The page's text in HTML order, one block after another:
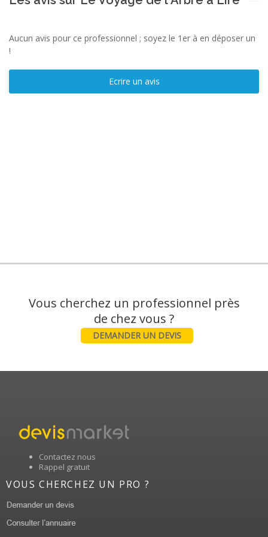
Aucun avis pour ce professionnel ; soyez le 1er à en déposer un
!
Ecrire un avis
Vous cherchez un professionnel près
DEMANDER UN DEVIS
Contactez nous
Rappel gratuit
VOUS CHERCHEZ UN PRO ?